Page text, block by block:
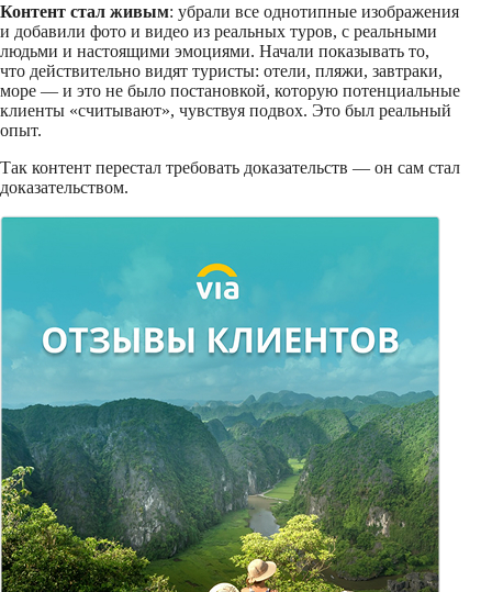
Контент стал живым: убрали все однотипные изображения
и добавили фото и видео из реальных туров, с реальными
людьми и настоящими эмоциями. Начали показывать то,
что действительно видят туристы: отели, пляжи, завтраки,
море — и это не было постановкой, которую потенциальные
клиенты «считывают», чувствуя подвох. Это был реальный
опыт.
Так контент перестал требовать доказательств — он сам стал
доказательством.